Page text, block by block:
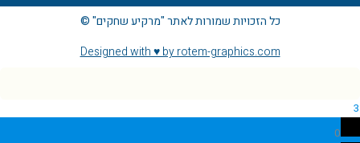
כל הזכויות שמורות לאתר "מרקיע שחקים" ©
Designed with ♥ by rotem-graphics.com
3
0